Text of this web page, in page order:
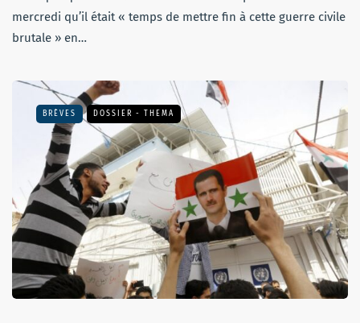
mercredi qu’il était « temps de mettre fin à cette guerre civile
brutale » en…
BRÈVES DOSSIER - THEMA